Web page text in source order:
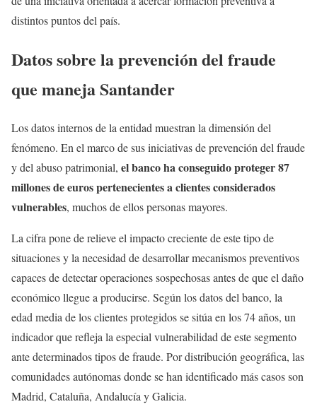
distintos puntos del país.
Datos sobre la prevención del fraude
que maneja Santander
Los datos internos de la entidad muestran la dimensión del
fenómeno. En el marco de sus iniciativas de prevención del fraude
y del abuso patrimonial, el banco ha conseguido proteger 87
millones de euros pertenecientes a clientes considerados
vulnerables, muchos de ellos personas mayores.
La cifra pone de relieve el impacto creciente de este tipo de
situaciones y la necesidad de desarrollar mecanismos preventivos
capaces de detectar operaciones sospechosas antes de que el daño
económico llegue a producirse. Según los datos del banco, la
edad media de los clientes protegidos se sitúa en los 74 años, un
indicador que refleja la especial vulnerabilidad de este segmento
ante determinados tipos de fraude. Por distribución geográfica, las
comunidades autónomas donde se han identificado más casos son
Madrid, Cataluña, Andalucía y Galicia.